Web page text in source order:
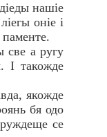
нашiе
онiе i
све а ругу
I такожде
якожде
бя одо
се